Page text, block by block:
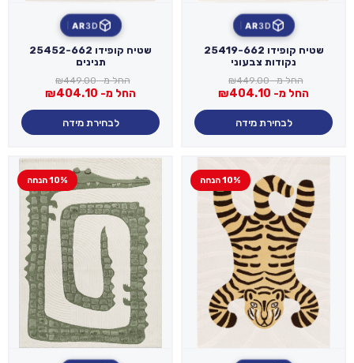
3D
AR
שטיח קופידו 25419-662
נקודות צבעוני
החל מ- ₪449.00
החל מ- ₪404.10
לבחירת מידה
3D
AR
שטיח קופידו 25452-662
תנינים
החל מ- ₪449.00
החל מ- ₪404.10
לבחירת מידה
10% הנחה 10% הנחה